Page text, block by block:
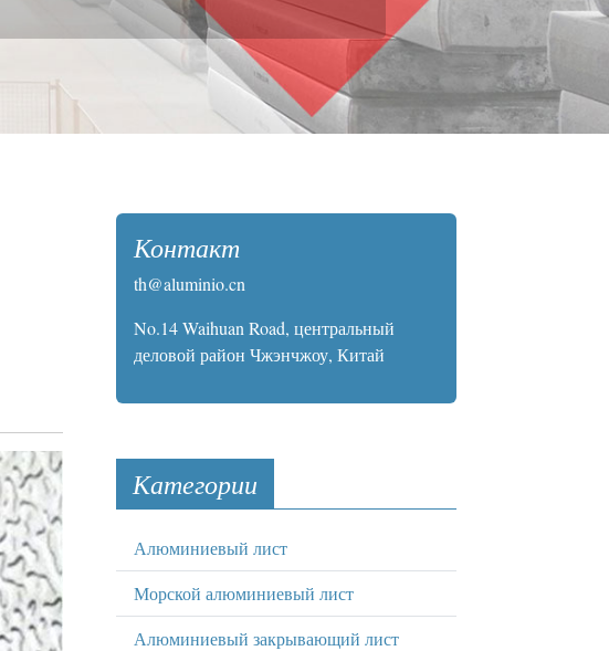
Контакт
th@aluminio.cn
No.14 Waihuan Road, центральный
деловой район Чжэнчжоу, Китай
Категории
Алюминиевый лист
Морской алюминиевый лист
Алюминиевый закрывающий лист